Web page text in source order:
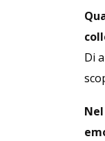
Di